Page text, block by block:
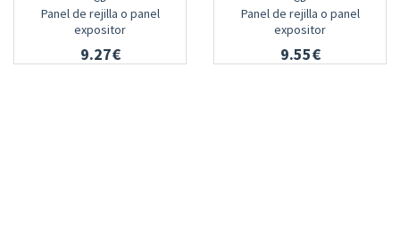
Panel de rejilla o panel
expositor
9.27€
Panel de rejilla o panel
expositor
9.55€